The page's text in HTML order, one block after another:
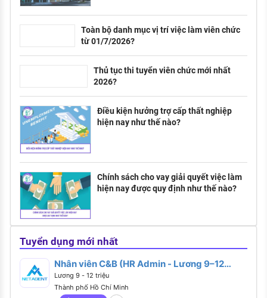
Toàn bộ danh mục vị trí việc làm viên chức
từ 01/7/2026?
Thủ tục thi tuyển viên chức mới nhất
2026?
Điều kiện hưởng trợ cấp thất nghiệp
hiện nay như thế nào?
Chính sách cho vay giải quyết việc làm
hiện nay được quy định như thế nào?
Tuyển dụng mới nhất
Nhân viên C&B (HR Admin - Lương 9–12
Triệu)
Lương 9 - 12 triệu
Thành phố Hồ Chí Minh